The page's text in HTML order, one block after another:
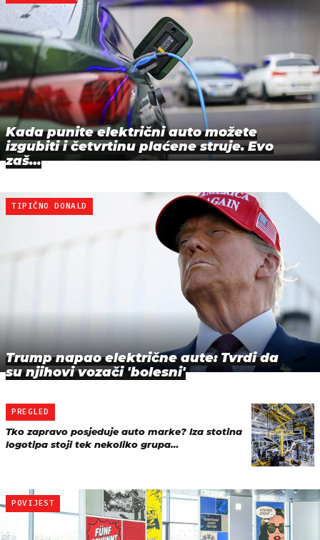
Kada punite električni auto možete
izgubiti i četvrtinu plaćene struje. Evo
zaš…
TIPIČNO DONALD
Trump napao električne aute: Tvrdi da
su njihovi vozači 'bolesni'
PREGLED
Tko zapravo posjeduje auto marke? Iza stotina
logotipa stoji tek nekoliko grupa…
POVIJEST